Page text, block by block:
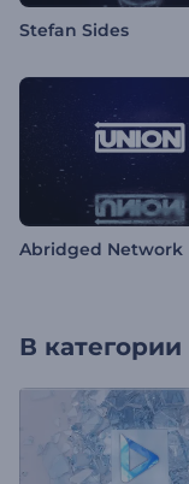
Stefan Sides
Abridged Network
В категории